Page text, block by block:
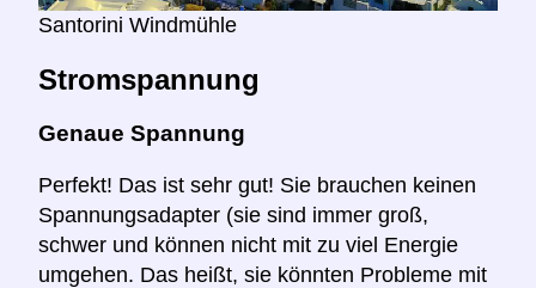
Santorini Windmühle
Stromspannung
Genaue Spannung
Perfekt! Das ist sehr gut! Sie brauchen keinen
Spannungsadapter (sie sind immer groß,
schwer und können nicht mit zu viel Energie
umgehen. Das heißt, sie könnten Probleme mit